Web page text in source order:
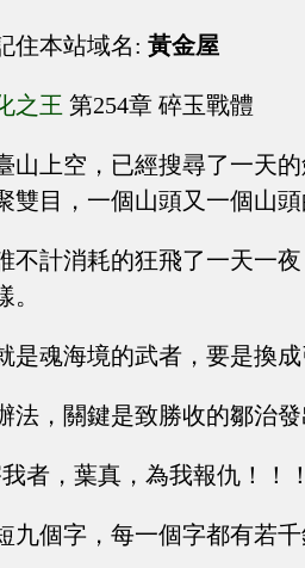
住本站域名: 黃金屋
之王 第254章 碎玉戰體
山上空，已經搜尋了一天
雙目，一個山頭又一個山
不計消耗的狂飛了一天一
。
是魂海境的武者，要是換
法，關鍵是致勝收的鄒治
我者，葉真，為我報仇！！
九個字，每一個字都有若